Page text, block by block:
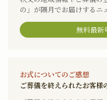
の」が隔月でお届けするニ
無料最新
お式についてのご感想
ご葬儀を終えられたお客様